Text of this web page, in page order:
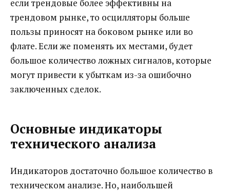
если трендовые более эффективны на
трендовом рынке, то осцилляторы больше
пользы приносят на боковом рынке или во
флате. Если же поменять их местами, будет
большое количество ложных сигналов, которые
могут привести к убыткам из-за ошибочно
заключенных сделок.
Основные индикаторы
технического анализа
Индикаторов достаточно большое количество в
техническом анализе. Но, наибольшей